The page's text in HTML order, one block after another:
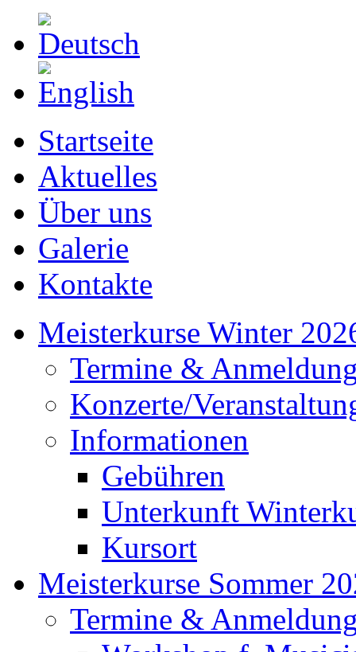
Startseite
Aktuelles
Über uns
Galerie
Kontakte
Meisterkurse Winter
Termine &
Konzerte/
Informationen
Gebühren
Unterkunft
Kursort
Meisterkurse Sommer
Termine &